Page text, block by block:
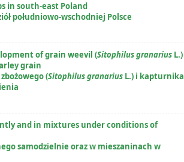
in south-east Poland
południowo-wschodniej Polsce
of grain weevil (Sitophilus granarius L.)
grain
(Sitophilus granarius L.) i kapturnika
and in mixtures under conditions of
samodzielnie oraz w mieszaninach w